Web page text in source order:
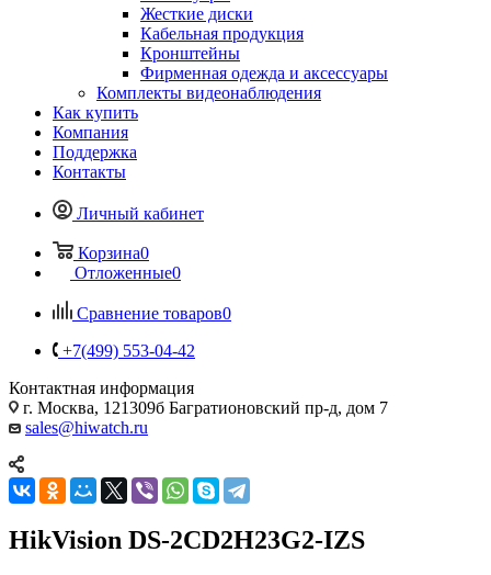
Жесткие диски
Кабельная продукция
Кронштейны
Фирменная одежда и аксессуары
Комплекты видеонаблюдения
Как купить
Компания
Поддержка
Контакты
Личный кабинет
Корзина0
Отложенные0
Сравнение товаров0
+7(499) 553-04-42
Контактная информация
г. Москва, 121309б Багратионовский пр-д, дом 7
sales@hiwatch.ru
HikVision DS-2CD2H23G2-IZS